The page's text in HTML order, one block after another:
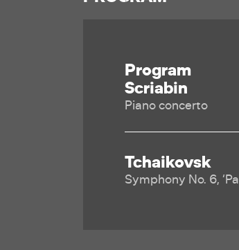
Program
Scriabin
Piano concerto
Tchaikovsk
Symphony No. 6,